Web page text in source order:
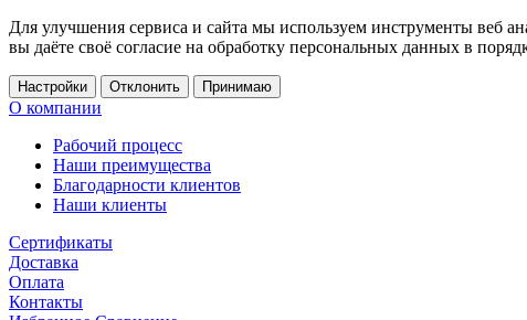
Для улучшения сервиса и сайта мы используем инструменты веб
вы даёте своё согласие на обработку персональных данных в
Настройки Отклонить Принимаю
О компании
Рабочий процесс
Наши преимущества
Благодарности клиентов
Наши клиенты
Сертификаты
Доставка
Оплата
Контакты